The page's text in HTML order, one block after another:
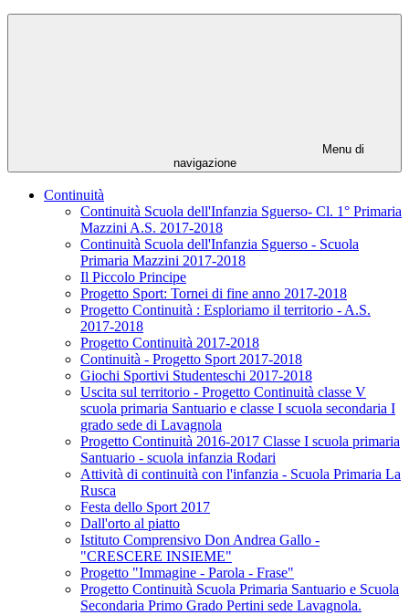
Menu di
navigazione
Continuità
Continuità Scuola dell'Infanzia Sguerso- Cl. 1° Primaria
Mazzini A.S. 2017-2018
Continuità Scuola dell'Infanzia Sguerso - Scuola
Primaria Mazzini 2017-2018
Il Piccolo Principe
Progetto Sport: Tornei di fine anno 2017-2018
Progetto Continuità : Esploriamo il territorio - A.S.
2017-2018
Progetto Continuità 2017-2018
Continuità - Progetto Sport 2017-2018
Giochi Sportivi Studenteschi 2017-2018
Uscita sul territorio - Progetto Continuità classe V
scuola primaria Santuario e classe I scuola secondaria I
grado sede di Lavagnola
Progetto Continuità 2016-2017 Classe I scuola primaria
Santuario - scuola infanzia Rodari
Attività di continuità con l'infanzia - Scuola Primaria La
Rusca
Festa dello Sport 2017
Dall'orto al piatto
Istituto Comprensivo Don Andrea Gallo -
"CRESCERE INSIEME"
Progetto "Immagine - Parola - Frase"
Progetto Continuità Scuola Primaria Santuario e Scuola
Secondaria Primo Grado Pertini sede Lavagnola.